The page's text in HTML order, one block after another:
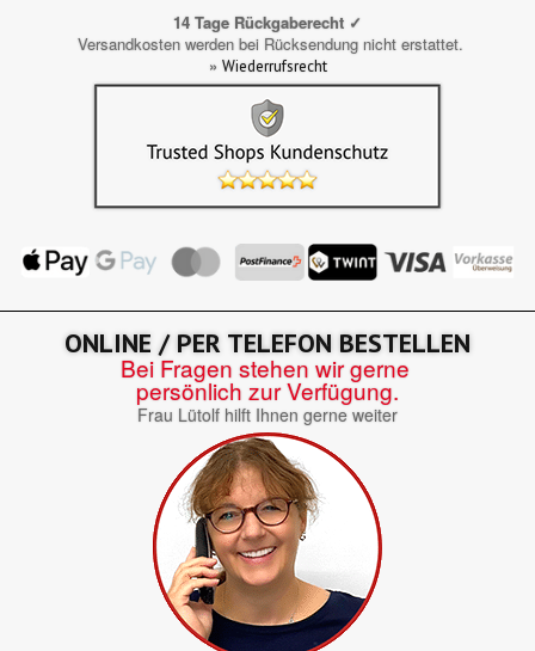
14 Tage Rückgaberecht ✓
Versandkosten werden bei Rücksendung nicht erstattet.
» Wiederrufsrecht
ONLINE / PER TELEFON BESTELLEN
Bei Fragen stehen wir gerne
persönlich zur Verfügung.
Frau Lütolf hilft Ihnen gerne weiter